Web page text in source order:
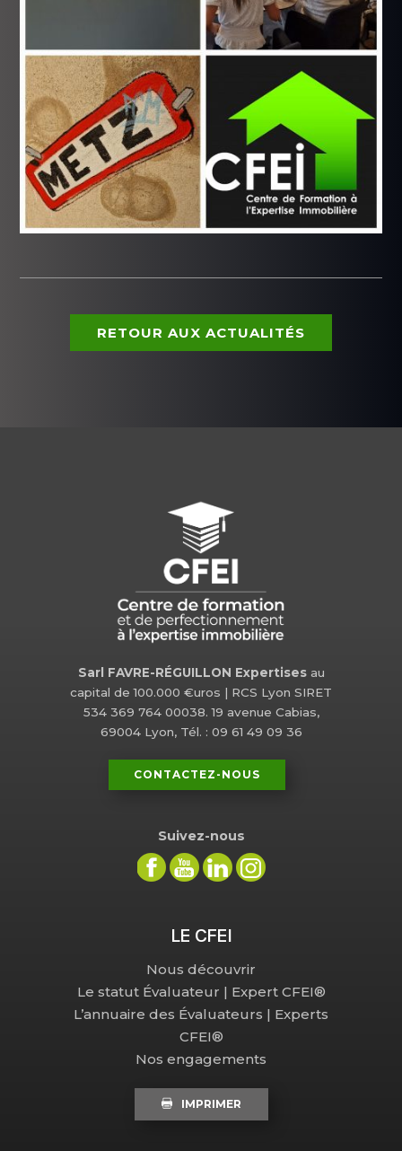
RETOUR AUX ACTUALITÉS
Sarl FAVRE-RÉGUILLON Expertisesau
capital de 100.000 €uros | RCS Lyon SIRET
534 369 764 00038. 19 avenue Cabias,
69004 Lyon, Tél. : 09 61 49 09 36
CONTACTEZ-NOUS
Suivez-nous
LE CFEI
Nous découvrir
Le statut Évaluateur | Expert CFEI®
L’annuaire des Évaluateurs | Experts
CFEI®
Nos engagements
IMPRIMER